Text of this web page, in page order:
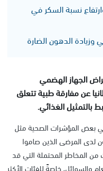
نسبة السكر في
الجهاز الهضمي
عن مفارقة طبية تتعلق
بالتمثيل الغذائي.
بعض المؤشرات الصحية مثل
لدى المرضى الذين صاموا
المخاطر المحتملة التي قد
والسوائل، خاصةً للفئات الأكثر